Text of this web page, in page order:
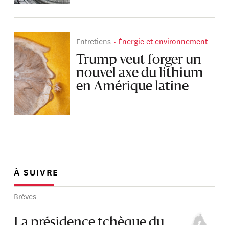
Entretiens Énergie et environnement
Trump veut forger un
nouvel axe du lithium
en Amérique latine
À SUIVRE
Brèves